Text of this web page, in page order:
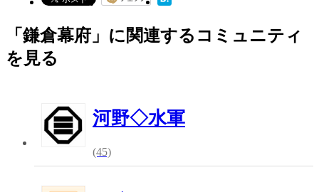
「鎌倉幕府」に関連するコミュニティ
を見る
河野◇水軍
(45)